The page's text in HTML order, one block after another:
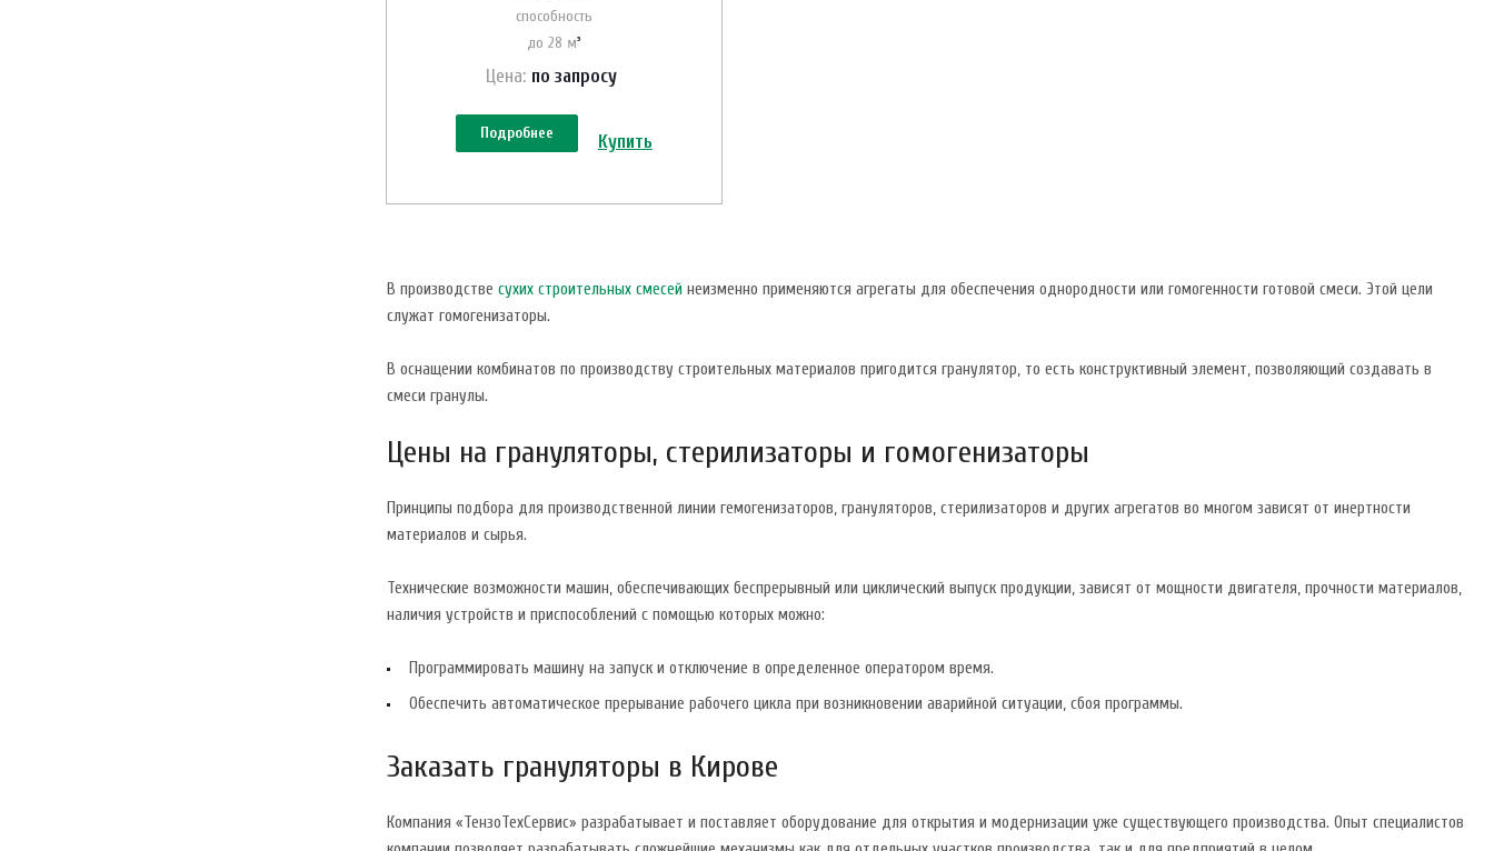
способность
до 28 м³
Цена: по запросу
Подробнее Купить
В производстве сухих строительных смесей неизменно применяются агрегаты для обеспечения однородности или гомогенности готовой смеси. Этой цели
служат гомогенизаторы.
В оснащении комбинатов по производству строительных материалов пригодится гранулятор, то есть конструктивный элемент, позволяющий создавать в
смеси гранулы.
Цены на грануляторы, стерилизаторы и гомогенизаторы
Принципы подбора для производственной линии гемогенизаторов, грануляторов, стерилизаторов и других агрегатов во многом зависят от инертности
материалов и сырья.
Технические возможности машин, обеспечивающих беспрерывный или циклический выпуск продукции, зависят от мощности двигателя, прочности материалов,
наличия устройств и приспособлений с помощью которых можно:
Программировать машину на запуск и отключение в определенное оператором время.
Обеспечить автоматическое прерывание рабочего цикла при возникновении аварийной ситуации, сбоя программы.
Заказать грануляторы в Кирове
Компания «ТензоТехСервис» разрабатывает и поставляет оборудование для открытия и модернизации уже существующего производства. Опыт специалистов